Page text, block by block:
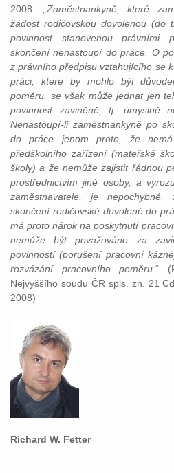
2008:
„Zaměstnankyně, které
žádost rodičovskou dovolenou (do
povinnost stanovenou právními
skončení nenastoupí do práce. O
z právního předpisu vztahujícího se
práci, které by mohlo být
poměru, se však může jednat jen
povinnost zaviněně, tj. úmyslně
Nenastoupí-li zaměstnankyně po
do práce jenom proto, že
předškolního zařízení (mateřské
školy) a že nemůže zajistit řádnou
prostřednictvím jiné osoby, a
zaměstnavatele, je
skončení rodičovské dovolené do
má proto nárok na poskytnutí
nemůže být považováno za
povinností (porušení pracovní
rozvázání pracovního poměru.“
Nejvyššího soudu ČR spis. zn. 21
2008)
Richard W. Fetter